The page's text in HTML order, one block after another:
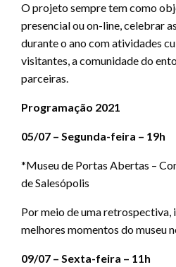
O projeto sempre tem como
presencial ou on-line, celebrar
durante o ano com atividades
visitantes, a comunidade do
parceiras.
Programação 2021
05/07 – Segunda-feira – 19h
*Museu de Portas Abertas –
de Salesópolis
Por meio de uma retrospectiva,
melhores momentos do museu
09/07 – Sexta-feira – 11h